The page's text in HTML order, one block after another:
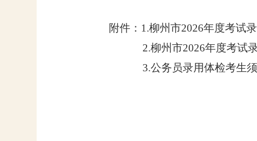
附件： 1.柳州市2026年度考试
2.柳州市2026年度考试
3.公务员录用体检考生